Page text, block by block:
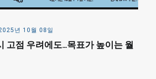
년 10월 08일
고점 우려에도…목표가 높이는 월